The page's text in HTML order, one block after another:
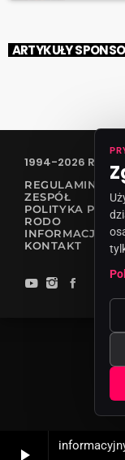
play_arrow
ARTYKUŁY
1994-2026 RADIO
REGULAMIN
ZESPÓŁ
POLITYKA
RODO
INFORMACJA O
KONTAKT